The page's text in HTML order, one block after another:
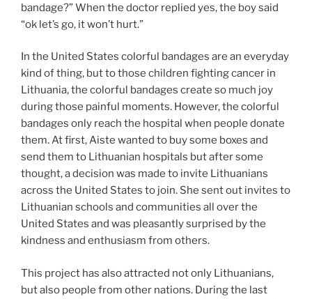
bandage?” When the doctor replied yes, the boy said
“ok let’s go, it won’t hurt.”
In the United States colorful bandages are an everyday
kind of thing, but to those children fighting cancer in
Lithuania, the colorful bandages create so much joy
during those painful moments. However, the colorful
bandages only reach the hospital when people donate
them. At first, Aiste wanted to buy some boxes and
send them to Lithuanian hospitals but after some
thought, a decision was made to invite Lithuanians
across the United States to join. She sent out invites to
Lithuanian schools and communities all over the
United States and was pleasantly surprised by the
kindness and enthusiasm from others.
This project has also attracted not only Lithuanians,
but also people from other nations. During the last